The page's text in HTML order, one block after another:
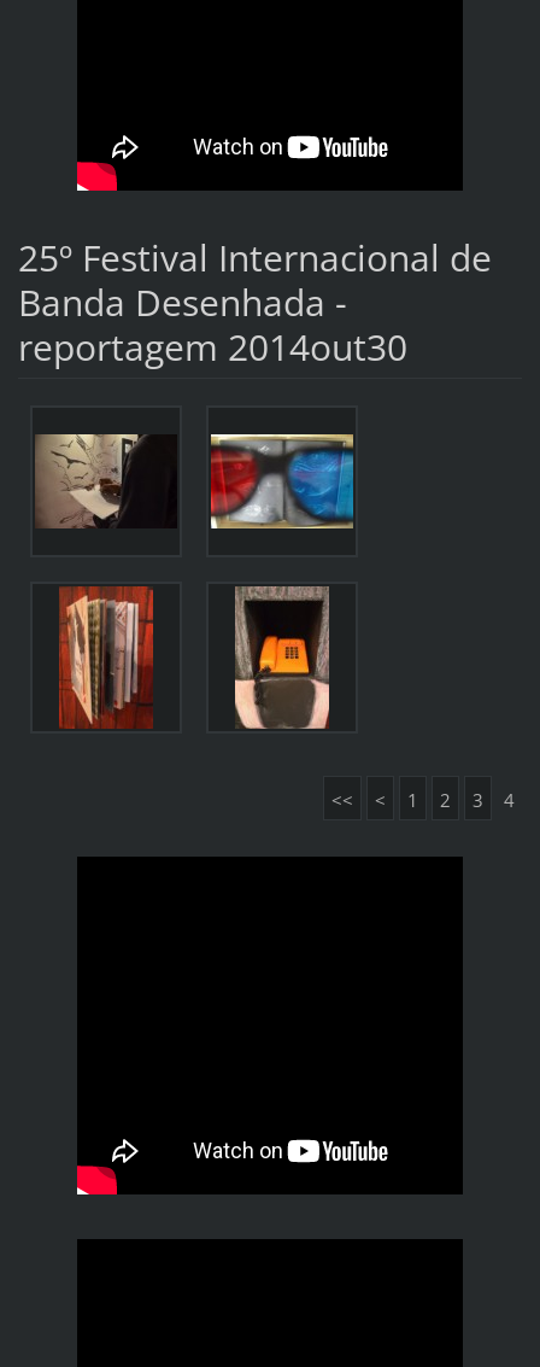
25º Festival Internacional de
Banda Desenhada -
reportagem 2014out30
<< < 1 2 3 4